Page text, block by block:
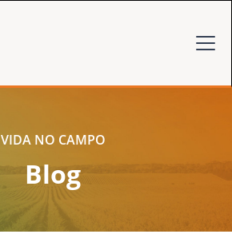
VIDA NO CAMPO
Blog